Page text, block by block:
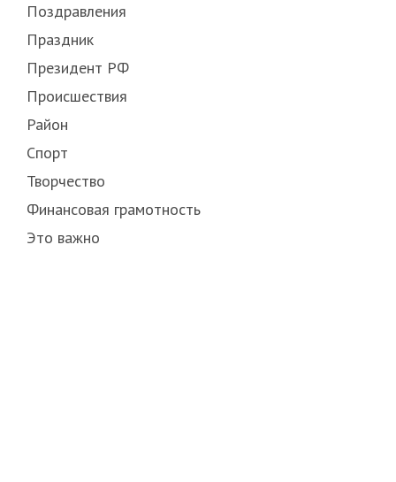
Поздравления
Праздник
Президент РФ
Происшествия
Район
Спорт
Творчество
Финансовая грамотность
Это важно